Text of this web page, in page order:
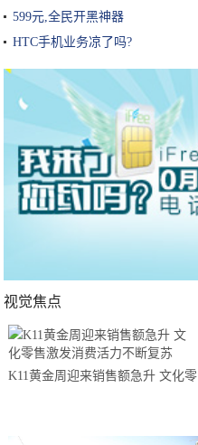
599元,全民开黑神器
HTC手机业务凉了吗?
视觉焦点
K11黄金周迎来销售额急升 文化零